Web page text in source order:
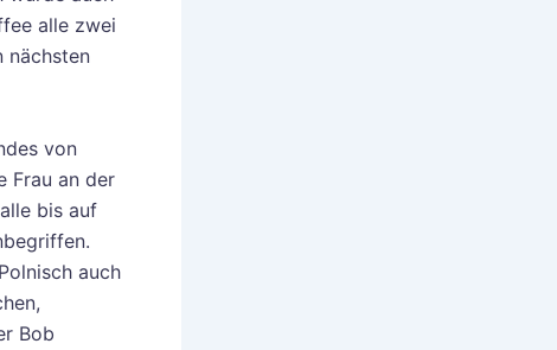
alle zwei
nächsten
von
Frau an der
bis auf
auch
Bob